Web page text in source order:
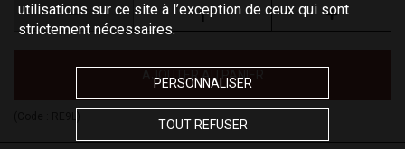
AJOUTER AU PANIER
utilisations sur ce site à l’exception de ceux qui sont
strictement nécessaires.
PERSONNALISER
TOUT REFUSER